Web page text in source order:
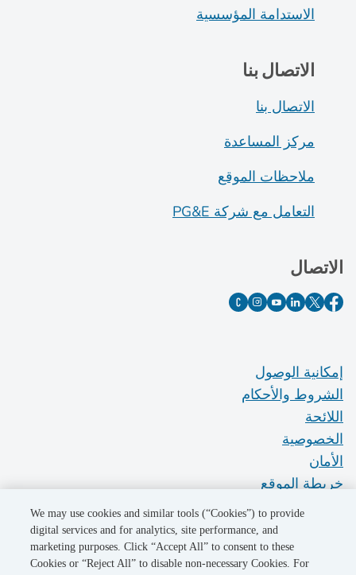
الاستدامة المؤسسية
الاتصال بنا
الاتصال بنا
مركز المساعدة
ملاحظات الموقع
التعامل مع شركة PG&E
الاتصال
إمكانية الوصول
الشروط والأحكام
اللائحة
الخصوصية
الأمان
خريطة الموقع
Do Not Sell My Personal Information
We may use cookies and similar tools (“Cookies”) to provide
digital services and for analytics, site performance, and
marketing purposes. Click “Accept All” to consent to these
Cookies or “Reject All” to disable non-necessary Cookies. For